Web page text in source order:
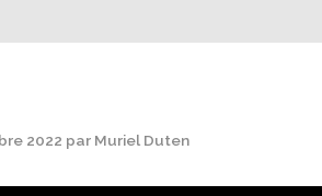
2022 par Muriel Duten